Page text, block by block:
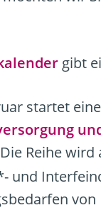
gibt
startet eine
Reihe
und